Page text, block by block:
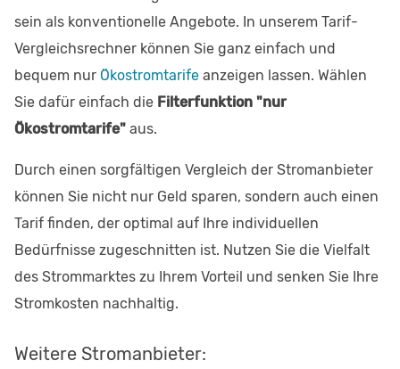
sein als konventionelle Angebote. In unserem Tarif-
Vergleichsrechner können Sie ganz einfach und
bequem nur Ökostromtarife anzeigen lassen. Wählen
Sie dafür einfach die Filterfunktion "nur
Ökostromtarife" aus.
Durch einen sorgfältigen Vergleich der Stromanbieter
können Sie nicht nur Geld sparen, sondern auch einen
Tarif finden, der optimal auf Ihre individuellen
Bedürfnisse zugeschnitten ist. Nutzen Sie die Vielfalt
des Strommarktes zu Ihrem Vorteil und senken Sie Ihre
Stromkosten nachhaltig.
Weitere Stromanbieter: